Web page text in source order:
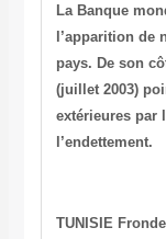
La Banque
l’apparition de
pays. De son
(juillet 2003)
extérieures par
l’endettement.
TUNISIE